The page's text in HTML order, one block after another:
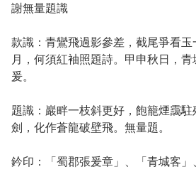
謝無量題識
款識：青鸞飛過影參差，截尾爭看
月，何須紅袖照題詩。甲申秋日，
爰。
題識：巖畔一枝斜更好，飽籠煙靄
劍，化作蒼龍破壁飛。無量題。
鈐印：「蜀郡張爰章」、「青城客」